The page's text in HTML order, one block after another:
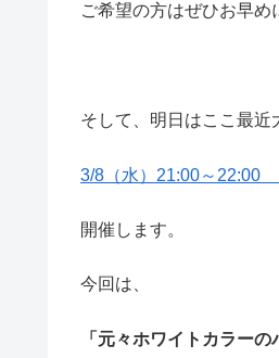
ご希望の方はぜひお早め
そして、明日はここ最近
3/8（水）21:00～22:00
開催します。
今回は、
「元々ホワイトカラー